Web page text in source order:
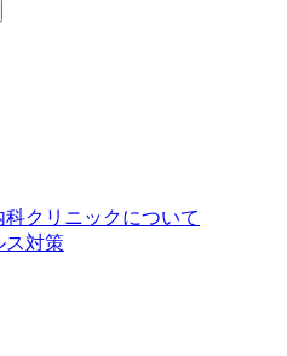
クリニックについて
ス対策